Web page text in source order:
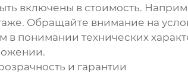
включены в стоимость.
Обращайте внимание на
понимании технических
и гарантии